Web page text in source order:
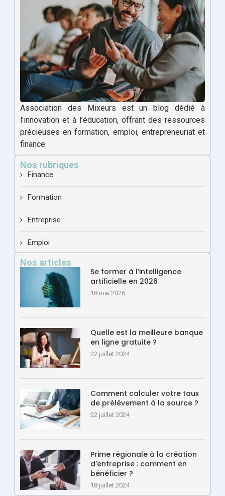
Association des Mixeurs est un blog dédié à
l’innovation et à l’éducation, offrant des ressources
précieuses en formation, emploi, entrepreneuriat et
finance.
Nos rubriques
Finance
Formation
Entreprise
Emploi
Nos articles
Se former à l’intelligence
artificielle en 2026
18 mai 2026
Quelle est la meilleure banque
en ligne gratuite ?
22 juillet 2024
Comment calculer votre taux
de prélèvement à la source ?
22 juillet 2024
Prime régionale à la création
d’entreprise : comment en
bénéficier ?
18 juillet 2024